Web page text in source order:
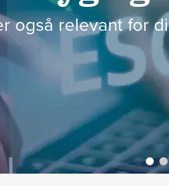
også relevant for